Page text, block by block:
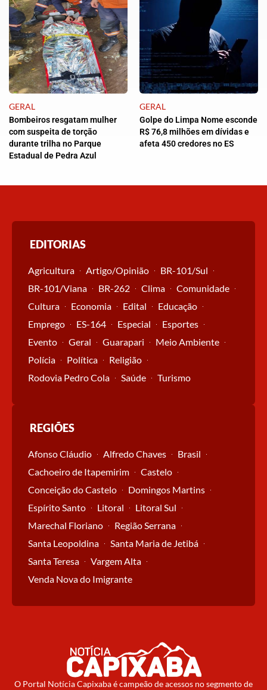
GERAL
Bombeiros resgatam mulher
com suspeita de torção
durante trilha no Parque
Estadual de Pedra Azul
GERAL
Golpe do Limpa Nome esconde
R$ 76,8 milhões em dívidas e
afeta 450 credores no ES
EDITORIAS
Agricultura Artigo/Opinião
BR-101/Sul
BR-101/Viana
BR-262 Clima
Comunidade
Cultura
Economia Edital
Educação
Emprego
ES-164 Especial
Esportes
Evento
Geral Guarapari
Meio Ambiente
Polícia
Política
Religião
Rodovia Pedro Cola
Saúde Turismo
REGIÕES
Afonso Cláudio Alfredo Chaves
Brasil
Cachoeiro de Itapemirim
Castelo
Conceição do Castelo
Domingos Martins
Espírito Santo
Litoral
Litoral Sul
Marechal Floriano
Região Serrana
Santa Leopoldina
Santa Maria de Jetibá
Santa Teresa
Vargem Alta
Venda Nova do Imigrante
O Portal Notícia Capixaba é campeão de acessos no segmento de